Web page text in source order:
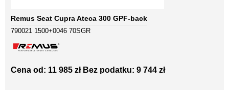
Remus Seat Cupra Ateca 300 GPF-back
790021 1500+0046 70SGR
Cena od: 11 985 zł Bez podatku: 9 744 zł